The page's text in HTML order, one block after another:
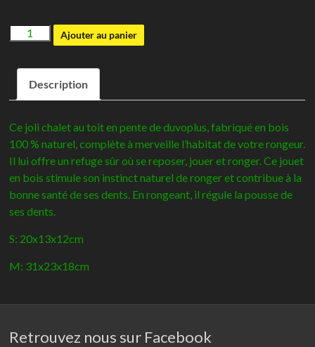
quantité
Toit
d'abri
en
pour
petits
animaux
-
Duvo+
Ajouter au panier
Description
Ce joli chalet au toit en pente de duvoplus, fabriqué en bois
100 % naturel, complète à merveille l’habitat de votre rongeur.
Il lui offre un refuge sûr où se reposer, jouer et ronger. Ce jouet
en bois stimule son instinct naturel de ronger et contribue à la
bonne santé de ses dents. En rongeant, il régule la pousse de
ses dents.
S: 20x13x12cm
M: 31x23x18cm
Retrouvez nous sur Facebook